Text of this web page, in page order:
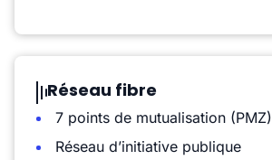
Réseau fibre
7 points de mutualisation (PMZ)
Réseau d’initiative publique